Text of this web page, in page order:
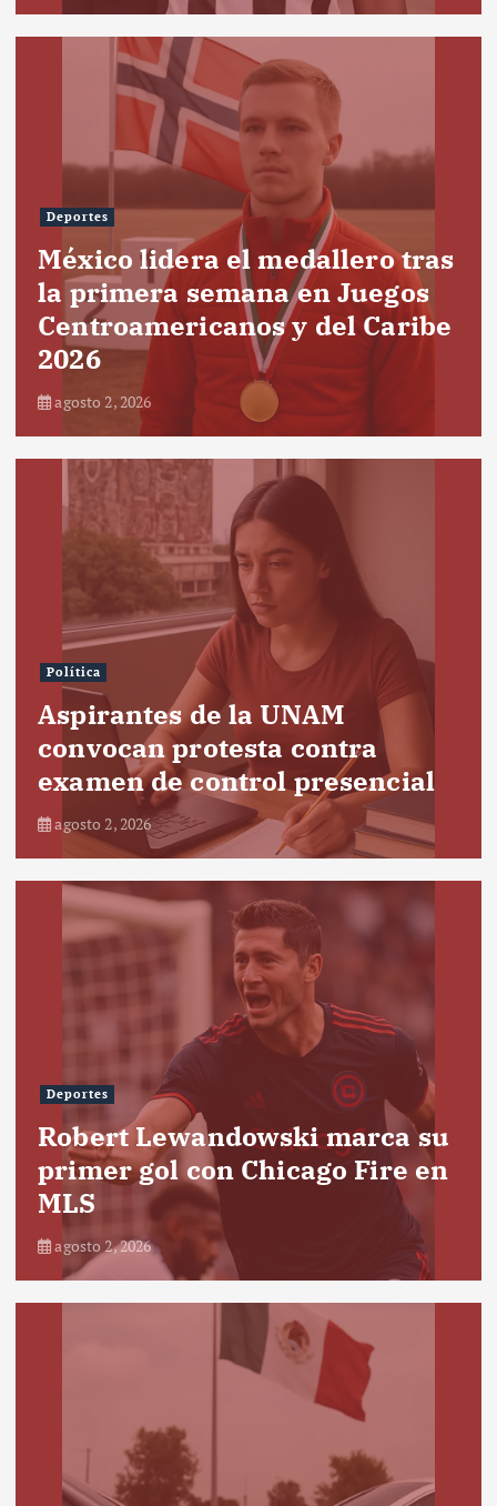
Deportes
México lidera el medallero tras
la primera semana en Juegos
Centroamericanos y del Caribe
2026
agosto 2, 2026
Política
Aspirantes de la UNAM
convocan protesta contra
examen de control presencial
agosto 2, 2026
Deportes
Robert Lewandowski marca su
primer gol con Chicago Fire en
MLS
agosto 2, 2026